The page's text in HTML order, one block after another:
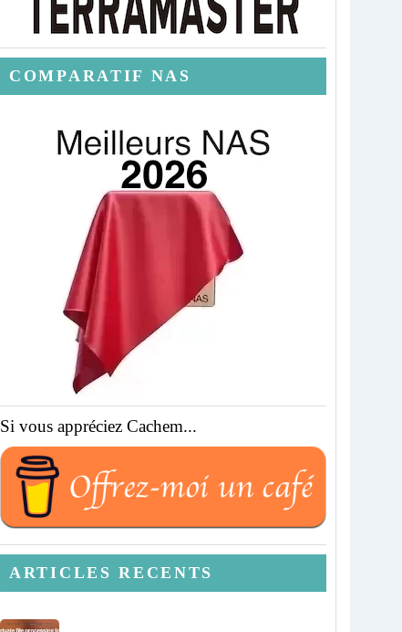
COMPARATIF NAS
Si vous appréciez Cachem...
ARTICLES RECENTS